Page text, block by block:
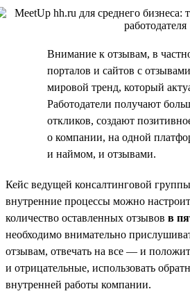
Внимание к отзывам, в
порталов и сайтов с
мировой тренд, который
Работодатели получают
откликов, создают
о компании, на одной
и наймом, и отзывами.
Кейс ведущей консалтинговой
внутренние процессы можно
количество оставленных отзывов в
необходимо внимательно
отзывам, отвечать на все — и
и отрицательные, использовать
внутренней работы компании.